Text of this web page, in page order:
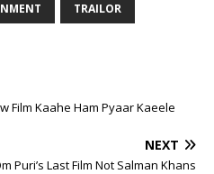
TRAILOR
Film Kaahe Ham Pyaar Kaeele
NEXT
Puri’s Last Film Not Salman Khans